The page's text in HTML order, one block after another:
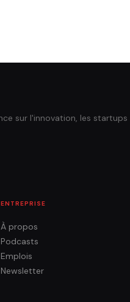
sur l'innovation, les startups
ENTREPRISE
À propos
Podcasts
Emplois
Newsletter